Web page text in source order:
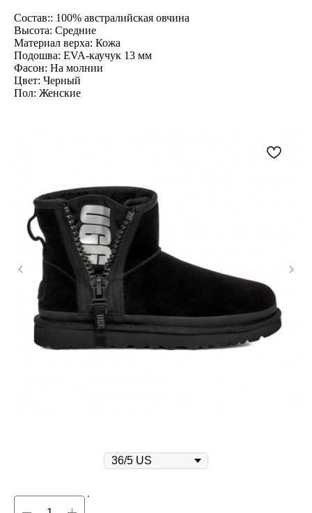
Состав:: 100% австралийская овчина
Высота: Средние
Материал верха: Кожа
Подошва: EVA-каучук 13 мм
Фасон: На молнии
Цвет: Черный
Пол: Женские